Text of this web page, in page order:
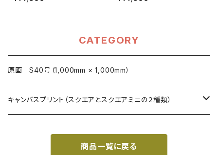
CATEGORY
原画 S40号（1,000mm × 1,000mm）
キャンバスプリント（スクエアとスクエアミニの２種類）
商品一覧に戻る